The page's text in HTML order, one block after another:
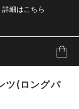
詳細はこちら
ツ(ロングパ